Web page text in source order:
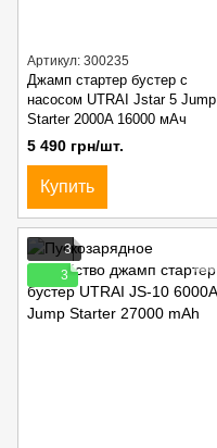
Артикул: 300235
Джамп стартер бустер c
насосом UTRAI Jstar 5 Jump
Starter 2000A 16000 мАч
5 490 грн/шт.
Купить
3
3